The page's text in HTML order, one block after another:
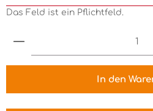
Das Feld ist ein Pflichtfeld.
Produkt Anzahl: Gib
In den